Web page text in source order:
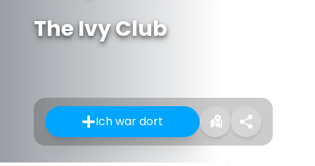
The Ivy Club
Ich war dort